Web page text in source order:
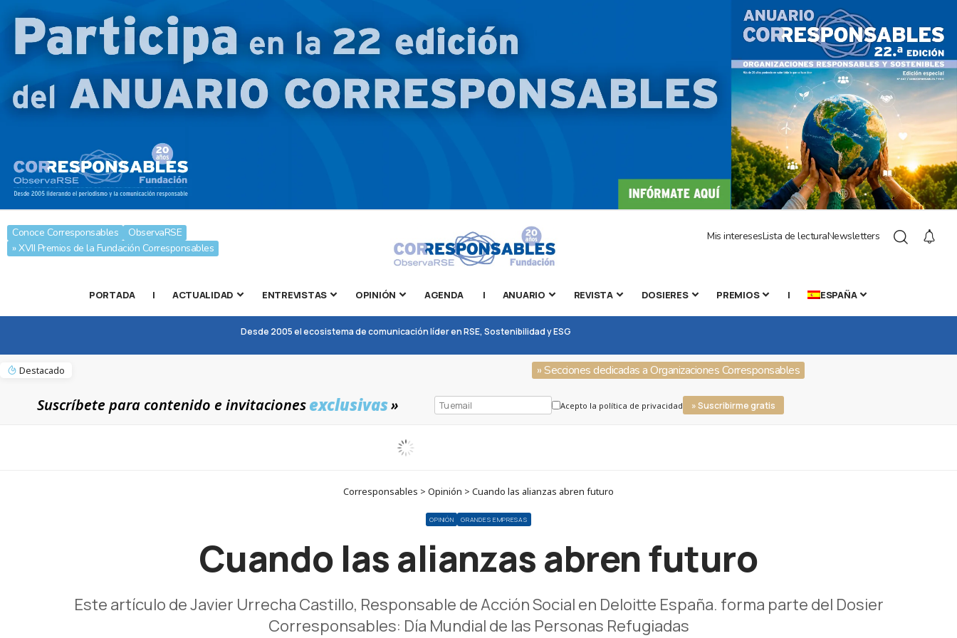
Conoce Corresponsables
ObservaRSE
» XVII Premios de la Fundación Corresponsables
Mis interesesLista de lecturaNewsletters
PORTADA | ACTUALIDAD ENTREVISTAS OPINIÓN AGENDA | ANUARIO REVISTA DOSIERES PREMIOS | ESPAÑA
Desde 2005 el ecosistema de comunicación líder en RSE, Sostenibilidad y ESG
Destacado » Secciones dedicadas a Organizaciones Corresponsables
Suscríbete para contenido e invitacionesexclusivas» Acepto la política de privacidad » Suscribirme gratis
Corresponsables > Opinión > Cuando las alianzas abren futuro
OPINIÓN GRANDES EMPRESAS
Cuando las alianzas abren futuro
Este artículo de Javier Urrecha Castillo, Responsable de Acción Social en Deloitte España. forma parte del Dosier
Corresponsables: Día Mundial de las Personas Refugiadas